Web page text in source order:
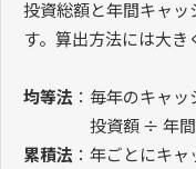
投資総額と年間キャ
す。算出方法には大き
均等法 ：毎年のキャ
投資額 ÷ 年間CF
累積法 ：年ごとにキ